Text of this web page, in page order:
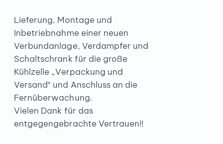
Lieferung, Montage und
Inbetriebnahme einer neuen
Verbundanlage, Verdampfer und
Schaltschrank für die große
Kühlzelle „Verpackung und
Versand“ und Anschluss an die
Fernüberwachung.
Vielen Dank für das
entgegengebrachte Vertrauen!!